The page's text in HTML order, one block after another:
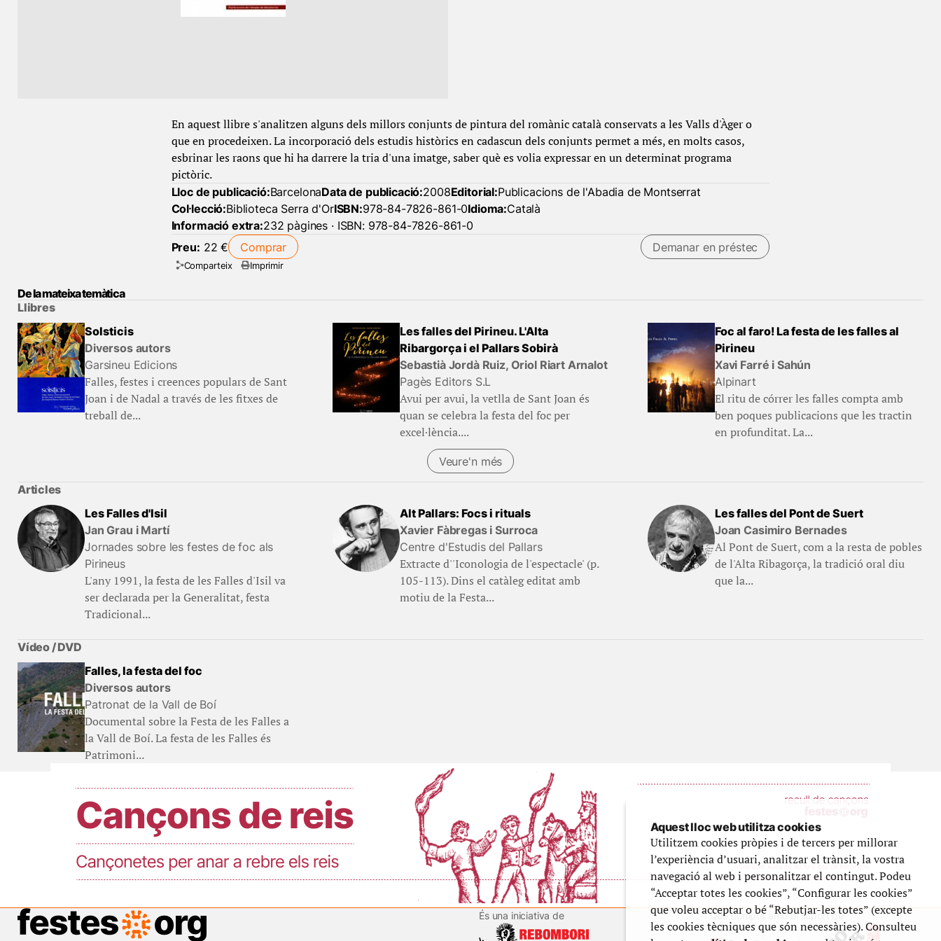
En aquest llibre s'analitzen alguns dels millors conjunts de pintura del romànic català conservats a les Valls d'Àger o
que en procedeixen. La incorporació dels estudis històrics en cadascun dels conjunts permet a més, en molts casos,
esbrinar les raons que hi ha darrere la tria d'una imatge, saber què es volia expressar en un determinat programa
pictòric.
Lloc de publicació:BarcelonaData de publicació:2008Editorial:Publicacions de l'Abadia de Montserrat
Col·lecció:Biblioteca Serra d'OrISBN:978-84-7826-861-0Idioma:Català
Informació extra:232 pàgines · ISBN: 978-84-7826-861-0
Preu: 22 € Comprar Demanar en préstec
Comparteix Imprimir
De la mateixa temàtica
Llibres
Solsticis
Diversos autors
Garsineu Edicions
Falles, festes i creences populars de Sant
Joan i de Nadal a través de les fitxes de
treball de...
Les falles del Pirineu. L'Alta
Ribargorça i el Pallars Sobirà
Sebastià Jordà Ruiz, Oriol Riart Arnalot
Pagès Editors S.L
Avui per avui, la vetlla de Sant Joan és
quan se celebra la festa del foc per
excel·lència....
Foc al faro! La festa de les falles al
Pirineu
Xavi Farré i Sahún
Alpinart
El ritu de córrer les falles compta amb
ben poques publicacions que les tractin
en profunditat. La...
Veure'n més
Articles
Les Falles d'Isil
Jan Grau i Martí
Jornades sobre les festes de foc als
Pirineus
L'any 1991, la festa de les Falles d'Isil va
ser declarada per la Generalitat, festa
Tradicional...
Alt Pallars: Focs i rituals
Xavier Fàbregas i Surroca
Centre d'Estudis del Pallars
Extracte d''Iconologia de l'espectacle' (p.
105-113). Dins el catàleg editat amb
motiu de la Festa...
Les falles del Pont de Suert
Joan Casimiro Bernades
Al Pont de Suert, com a la resta de pobles
de l'Alta Ribagorça, la tradició oral diu
que la...
Vídeo / DVD
Falles, la festa del foc
Diversos autors
Patronat de la Vall de Boí
Documental sobre la Festa de les Falles a
la Vall de Boí. La festa de les Falles és
Patrimoni...
És una iniciativa de Que compta amb el suport de
Aquest lloc web utilitza cookies
Utilitzem cookies pròpies i de tercers per millorar
l’experiència d’usuari, analitzar el trànsit, la vostra
navegació al web i personalitzar el contingut. Podeu
“Acceptar totes les cookies”, “Configurar les cookies”
que voleu acceptar o bé “Rebutjar-les totes” (excepte
les cookies tècniques que són necessàries). Consulteu